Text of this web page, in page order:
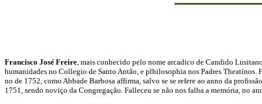
Francisco José Freire, mais conhecido pelo nome arcadico de Candido
humanidades no Collegio de Santo Antão, e plhilosophia nos Padres
no de 1752, como Abbade Barbosa affirma, salvo se se refere ao anno da
1751, sendo noviço da Congregação. Falleceu se não nos falha a memória, no